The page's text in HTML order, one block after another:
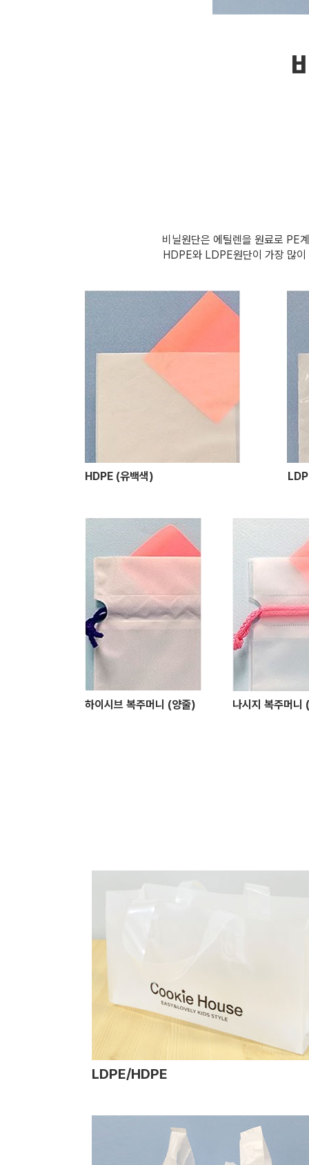
비닐원단은 에틸렌을 원료로 PE
HDPE와 LDPE원단이 가장 많이
HDPE (유백색)
하이시브 복주머니 (양줄) 나시지 복주머니
LDPE/HDPE